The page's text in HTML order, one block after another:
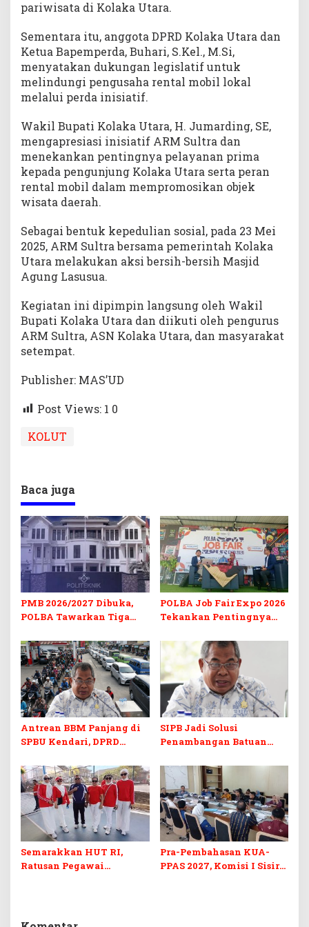
pariwisata di Kolaka Utara.
Sementara itu, anggota DPRD Kolaka Utara dan
Ketua Bapemperda, Buhari, S.Kel., M.Si,
menyatakan dukungan legislatif untuk
melindungi pengusaha rental mobil lokal
melalui perda inisiatif.
Wakil Bupati Kolaka Utara, H. Jumarding, SE,
mengapresiasi inisiatif ARM Sultra dan
menekankan pentingnya pelayanan prima
kepada pengunjung Kolaka Utara serta peran
rental mobil dalam mempromosikan objek
wisata daerah.
Sebagai bentuk kepedulian sosial, pada 23 Mei
2025, ARM Sultra bersama pemerintah Kolaka
Utara melakukan aksi bersih-bersih Masjid
Agung Lasusua.
Kegiatan ini dipimpin langsung oleh Wakil
Bupati Kolaka Utara dan diikuti oleh pengurus
ARM Sultra, ASN Kolaka Utara, dan masyarakat
setempat.
Publisher: MAS’UD
Post Views: 1 0
KOLUT
Baca juga
PMB 2026/2027 Dibuka,
POLBA Tawarkan Tiga
Kuliah Gratis
POLBA Job Fair Expo 2026
Tekankan Pentingnya
Digital
Antrean BBM Panjang di
SPBU Kendari, DPRD
Barcode Curang
SIPB Jadi Solusi
Penambangan Batuan
di Sultra
Semarakkan HUT RI,
Ratusan Pegawai
Pra-Pembahasan KUA-
PPAS 2027, Komisi I Sisir